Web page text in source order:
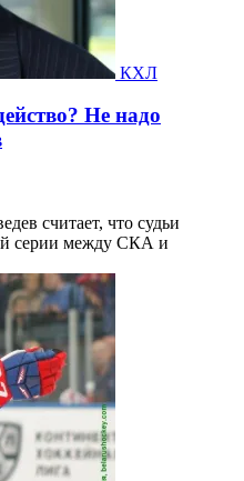
КХЛ
Не надо
считает, что судьи
серии между СКА и